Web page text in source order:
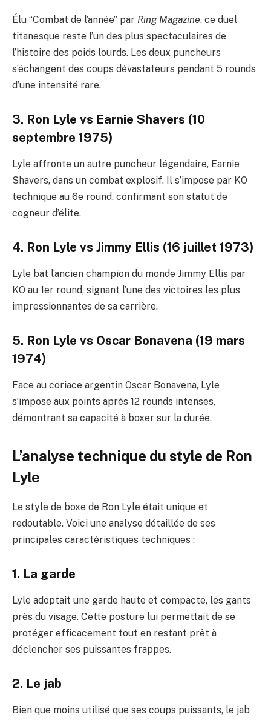
Élu “Combat de l’année” par Ring Magazine, ce duel
titanesque reste l’un des plus spectaculaires de
l’histoire des poids lourds. Les deux puncheurs
s’échangent des coups dévastateurs pendant 5 rounds
d’une intensité rare.
3. Ron Lyle vs Earnie Shavers (10
septembre 1975)
Lyle affronte un autre puncheur légendaire, Earnie
Shavers, dans un combat explosif. Il s’impose par KO
technique au 6e round, confirmant son statut de
cogneur d’élite.
4. Ron Lyle vs Jimmy Ellis (16 juillet 1973)
Lyle bat l’ancien champion du monde Jimmy Ellis par
KO au 1er round, signant l’une des victoires les plus
impressionnantes de sa carrière.
5. Ron Lyle vs Oscar Bonavena (19 mars
1974)
Face au coriace argentin Oscar Bonavena, Lyle
s’impose aux points après 12 rounds intenses,
démontrant sa capacité à boxer sur la durée.
L’analyse technique du style de Ron
Lyle
Le style de boxe de Ron Lyle était unique et
redoutable. Voici une analyse détaillée de ses
principales caractéristiques techniques :
1. La garde
Lyle adoptait une garde haute et compacte, les gants
près du visage. Cette posture lui permettait de se
protéger efficacement tout en restant prêt à
déclencher ses puissantes frappes.
2. Le jab
Bien que moins utilisé que ses coups puissants, le jab